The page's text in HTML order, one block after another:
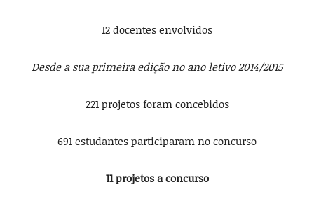
12 docentes envolvidos
Desde a sua primeira edição no ano letivo 2014/2015
221 projetos foram concebidos
691 estudantes participaram no concurso
11 projetos a concurso